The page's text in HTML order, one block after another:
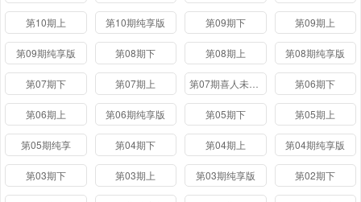
第10期上 第10期纯享版 第09期下 第09期上
第09期纯享版 第08期下 第08期上 第08期纯享版
第07期下 第07期上 第06期下
第06期上 第06期纯享版 第05期下 第05期上
第05期纯享 第04期下 第04期上 第04期纯享版
第03期下 第03期上 第03期纯享版 第02期下